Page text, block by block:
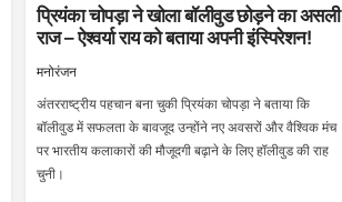
प्रियंका चोपड़ा ने खोला बॉलीवुड छोड़ने का असली
राज – ऐश्वर्या राय को बताया अपनी इंस्पिरेशन!
मनोरंजन
अंतरराष्ट्रीय पहचान बना चुकी प्रियंका चोपड़ा ने बताया कि
बॉलीवुड में सफलता के बावजूद उन्होंने नए अवसरों और वैश्विक मंच
पर भारतीय कलाकारों की मौजूदगी बढ़ाने के लिए हॉलीवुड की राह
चुनी।